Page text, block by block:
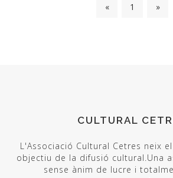
« 1 »
CULTURAL
L'Associació Cultural Cetres neix
objectiu de la difusió cultural.Una
sense ànim de lucre i